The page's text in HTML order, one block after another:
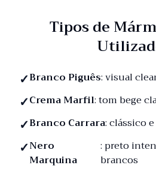
Tipos de
Branco Piguês: visual
Crema Marfil: tom bege
Branco Carrara: clássico
Nero
Marquina
: preto
brancos